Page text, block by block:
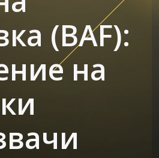
(BAF):
на